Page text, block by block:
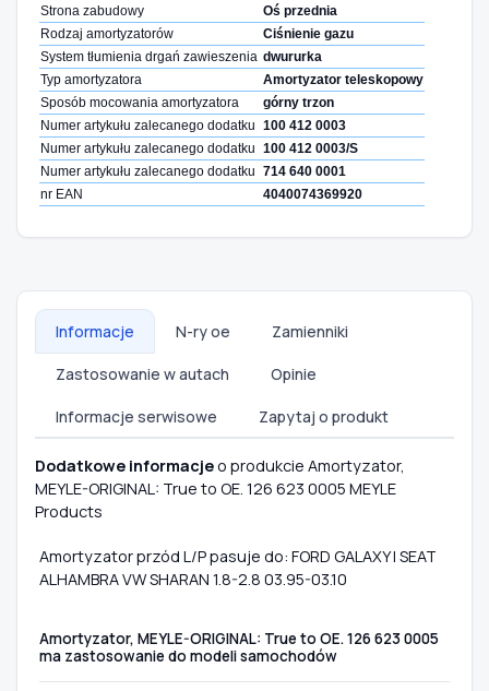
Strona zabudowy
Oś przednia
Rodzaj amortyzatorów
Ciśnienie gazu
System tłumienia drgań zawieszenia dwururka
Typ amortyzatora
Amortyzator teleskopowy
Sposób mocowania amortyzatora
górny trzon
Numer artykułu zalecanego dodatku 100 412 0003
Numer artykułu zalecanego dodatku 100 412 0003/S
Numer artykułu zalecanego dodatku 714 640 0001
nr EAN
4040074369920
Informacje N-ry oe Zamienniki
Zastosowanie w autach Opinie
Informacje serwisowe Zapytaj o produkt
Dodatkowe informacjeo produkcie Amortyzator,
MEYLE-ORIGINAL: True to OE. 126 623 0005 MEYLE
Products
Amortyzator przód L/P pasuje do: FORD GALAXY I SEAT
ALHAMBRA VW SHARAN 1.8-2.8 03.95-03.10
Amortyzator, MEYLE-ORIGINAL: True to OE. 126 623 0005
ma zastosowanie do modeli samochodów